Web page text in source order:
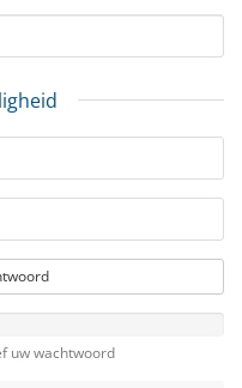
uw wachtwoord